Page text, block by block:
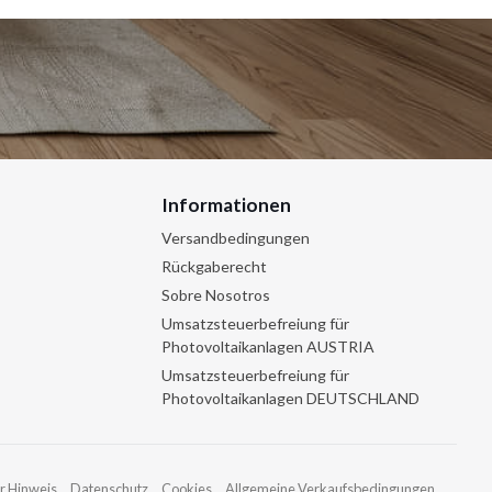
Informationen
Versandbedingungen
Rückgaberecht
Sobre Nosotros
Umsatzsteuerbefreiung für
Photovoltaikanlagen AUSTRIA
Umsatzsteuerbefreiung für
Photovoltaikanlagen DEUTSCHLAND